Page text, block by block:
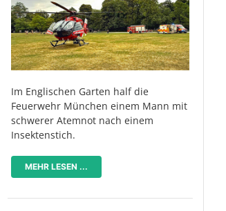
Im Englischen Garten half die
Feuerwehr München einem Mann mit
schwerer Atemnot nach einem
Insektenstich.
MEHR LESEN ...